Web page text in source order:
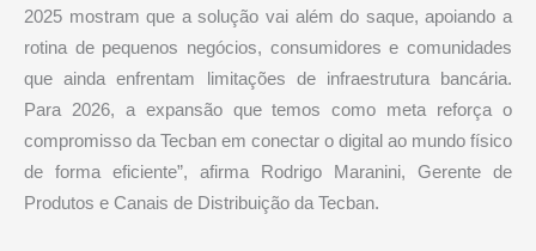
2025 mostram que a solução vai além do saque, apoiando a
rotina de pequenos negócios, consumidores e comunidades
que ainda enfrentam limitações de infraestrutura bancária.
Para 2026, a expansão que temos como meta reforça o
compromisso da Tecban em conectar o digital ao mundo físico
de forma eficiente”, afirma Rodrigo Maranini, Gerente de
Produtos e Canais de Distribuição da Tecban.